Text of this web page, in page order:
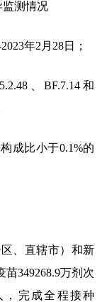
测情况
年2 月 28日 ；
、BF.7.14 和
成比小于0.1%的
、直辖市）和新
苗349268.9万剂次
，完成全程接种